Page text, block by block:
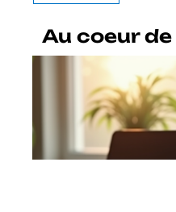
Au coeur